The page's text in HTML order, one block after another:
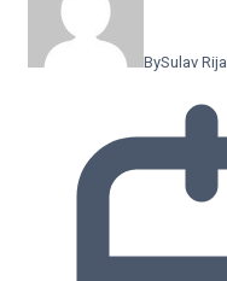
BySulav Rijal